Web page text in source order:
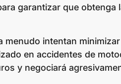
garantizar que obtenga
menudo intentan
en accidentes de
y negociará